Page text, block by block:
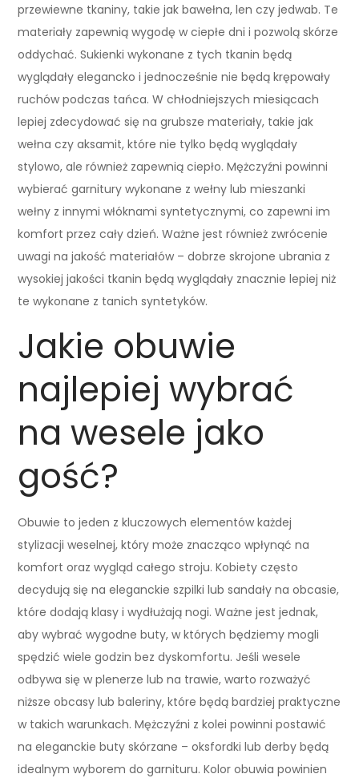
przewiewne tkaniny, takie jak bawełna, len czy jedwab. Te
materiały zapewnią wygodę w ciepłe dni i pozwolą skórze
oddychać. Sukienki wykonane z tych tkanin będą
wyglądały elegancko i jednocześnie nie będą krępowały
ruchów podczas tańca. W chłodniejszych miesiącach
lepiej zdecydować się na grubsze materiały, takie jak
wełna czy aksamit, które nie tylko będą wyglądały
stylowo, ale również zapewnią ciepło. Mężczyźni powinni
wybierać garnitury wykonane z wełny lub mieszanki
wełny z innymi włóknami syntetycznymi, co zapewni im
komfort przez cały dzień. Ważne jest również zwrócenie
uwagi na jakość materiałów – dobrze skrojone ubrania z
wysokiej jakości tkanin będą wyglądały znacznie lepiej niż
te wykonane z tanich syntetyków.
Jakie obuwie
najlepiej wybrać
na wesele jako
gość?
Obuwie to jeden z kluczowych elementów każdej
stylizacji weselnej, który może znacząco wpłynąć na
komfort oraz wygląd całego stroju. Kobiety często
decydują się na eleganckie szpilki lub sandały na obcasie,
które dodają klasy i wydłużają nogi. Ważne jest jednak,
aby wybrać wygodne buty, w których będziemy mogli
spędzić wiele godzin bez dyskomfortu. Jeśli wesele
odbywa się w plenerze lub na trawie, warto rozważyć
niższe obcasy lub baleriny, które będą bardziej praktyczne
w takich warunkach. Mężczyźni z kolei powinni postawić
na eleganckie buty skórzane – oksfordki lub derby będą
idealnym wyborem do garnituru. Kolor obuwia powinien